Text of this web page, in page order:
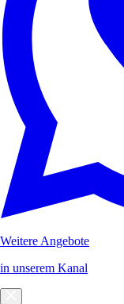
Weitere Angebote
in unserem Kanal